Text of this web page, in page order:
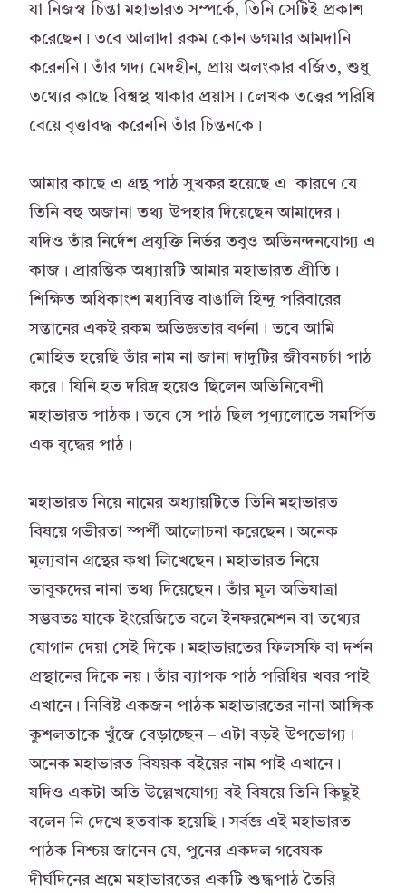
যা নিজস্ব চিন্তা মহাভারত সম্পর্কে, তিনি সেটিই প্রকাশ
করেছেন। তবে আলাদা রকম কোন ডগমার আমদানি
করেননি। তাঁর গদ্য মেদহীন, প্রায় অলংকার বর্জিত, শুধু
তথ্যের কাছে বিশ্বস্থ থাকার প্রয়াস। লেখক তত্ত্বের পরিধি
বেয়ে বৃত্তাবদ্ধ করেননি তাঁর চিন্তনকে।
আমার কাছে এ গ্রন্থ পাঠ সুখকর হয়েছে এ কারণে যে
তিনি বহু অজানা তথ্য উপহার দিয়েছেন আমাদের।
যদিও তাঁর নির্দেশ প্রযুক্তি নির্ভর তবুও অভিনন্দনযোগ্য এ
কাজ। প্রারম্ভিক অধ্যায়টি আমার মহাভারত প্রীতি।
শিক্ষিত অধিকাংশ মধ্যবিত্ত বাঙালি হিন্দু পরিবারের
সন্তানের একই রকম অভিজ্ঞতার বর্ণনা। তবে আমি
মোহিত হয়েছি তাঁর নাম না জানা দাদুটির জীবনচর্চা পাঠ
করে। যিনি হত দরিদ্র হয়েও ছিলেন অভিনিবেশী
মহাভারত পাঠক। তবে সে পাঠ ছিল পূণ্যলোভে সমর্পিত
এক বৃদ্ধের পাঠ।
মহাভারত নিয়ে নামের অধ্যায়টিতে তিনি মহাভারত
বিষয়ে গভীরতা স্পর্শী আলোচনা করেছেন। অনেক
মূল্যবান গ্রন্থের কথা লিখেছেন। মহাভারত নিয়ে
ভাবুকদের নানা তথ্য দিয়েছেন। তাঁর মূল অভিযাত্রা
সম্ভবতঃ যাকে ইংরেজিতে বলে ইনফরমেশন বা তথ্যের
যোগান দেয়া সেই দিকে। মহাভারতের ফিলসফি বা দর্শন
প্রস্থানের দিকে নয়। তাঁর ব্যাপক পাঠ পরিধির খবর পাই
এখানে। নিবিষ্ট একজন পাঠক মহাভারতের নানা আঙ্গিক
কুশলতাকে খুঁজে বেড়াচ্ছেন – এটা বড়ই উপভোগ্য।
অনেক মহাভারত বিষয়ক বইয়ের নাম পাই এখানে।
যদিও একটা অতি উল্লেখযোগ্য বই বিষয়ে তিনি কিছুই
বলেন নি দেখে হতবাক হয়েছি। সর্বজ্ঞ এই মহাভারত
পাঠক নিশ্চয় জানেন যে, পুনের একদল গবেষক
দীর্ঘদিনের শ্রমে মহাভারতের একটি শুদ্ধপাঠ তৈরি